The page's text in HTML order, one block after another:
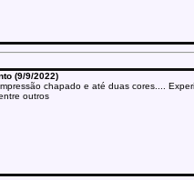
(9/9/2022)
chapado e até duas cores....
outros